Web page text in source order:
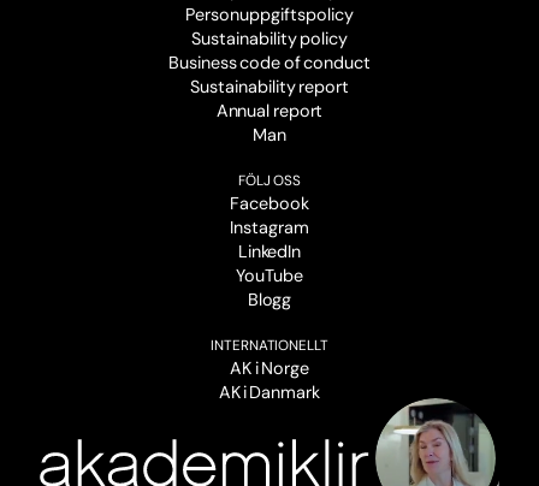
Personuppgiftspolicy
Sustainability policy
Business code of conduct
Sustainability report
Annual report
Man
FÖLJ OSS
Facebook
Instagram
LinkedIn
YouTube
Blogg
INTERNATIONELLT
AK i Norge
AK i Danmark